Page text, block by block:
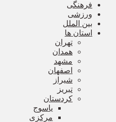
فرهنگی
ورزشی
بین الملل
استان ها
تهران
همدان
مشهد
اصفهان
شیراز
تبریز
کردستان
یاسوج
مرکزی